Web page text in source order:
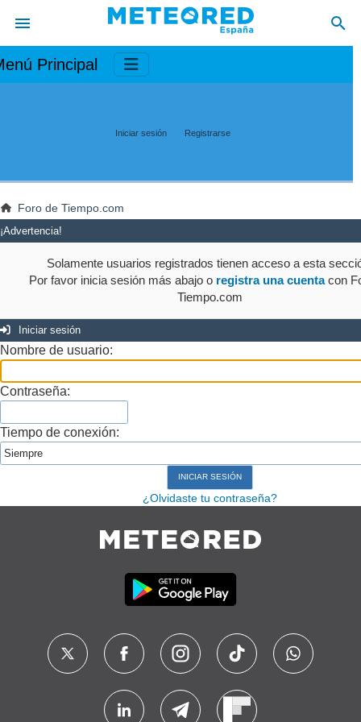
Principal
Iniciar sesión Registrarse
Foro de Tiempo.com
¡Advertencia!
Solamente usuarios registrados tienen acceso a esta
Por favor inicia sesión más abajo o registra una cuentacon
Tiempo.com
Iniciar sesión
Nombre de usuario:
Contraseña:
Tiempo de conexión:
¿Olvidaste tu contraseña?